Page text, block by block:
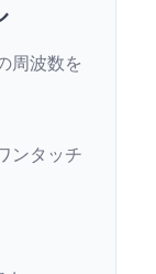
周波数を
ンタッチ